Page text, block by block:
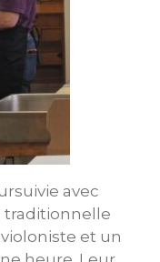
avec
traditionnelle
et un